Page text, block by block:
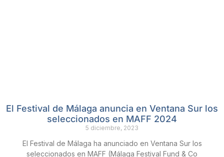
El Festival de Málaga anuncia en Ventana Sur los
seleccionados en MAFF 2024
5 diciembre, 2023
El Festival de Málaga ha anunciado en Ventana Sur los
seleccionados en MAFF (Málaga Festival Fund & Co